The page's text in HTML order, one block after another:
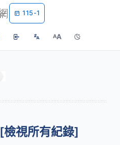
115-1
AA
[檢視所有紀錄]